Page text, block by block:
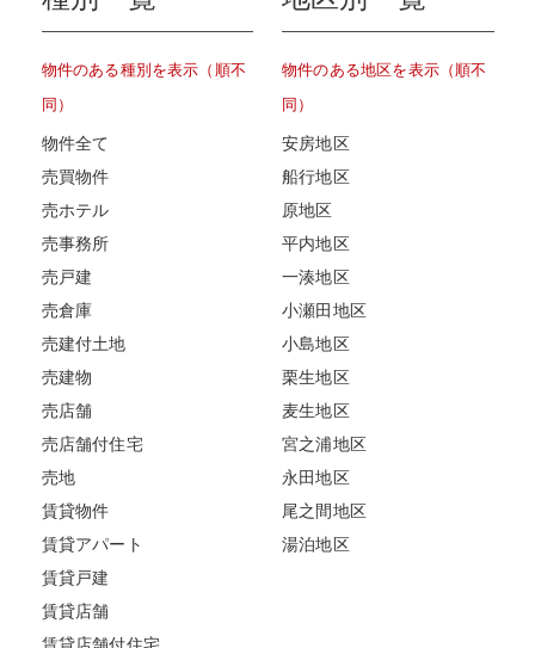
物件のある種別を表示（順不
同）
物件全て
売買物件
売ホテル
売事務所
売戸建
売倉庫
売建付土地
売建物
売店舗
売店舗付住宅
売地
賃貸物件
賃貸アパート
賃貸戸建
賃貸店舗
物件のある地区を表示（順不
同）
安房地区
船行地区
原地区
平内地区
一湊地区
小瀬田地区
小島地区
栗生地区
麦生地区
宮之浦地区
永田地区
尾之間地区
湯泊地区